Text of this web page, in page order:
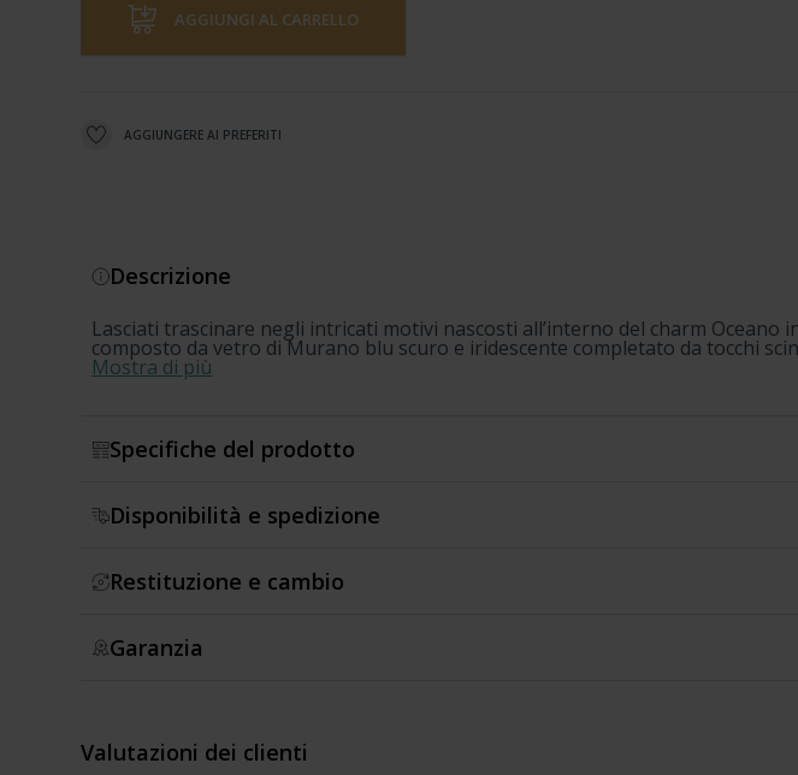
AGGIUNGI AL CARRELLO
AGGIUNGERE AI PREFERITI
Descrizione
Lasciati trascinare negli intricati motivi nascosti all’interno del charm
composto da vetro di Murano blu scuro e iridescente completato da tocchi
Mostra di più
Specifiche del prodotto
Disponibilità e spedizione
Restituzione e cambio
Garanzia
Valutazioni dei clienti